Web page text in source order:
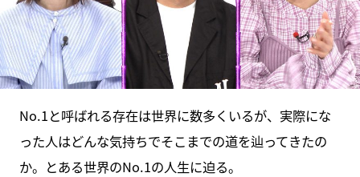
No.1と呼ばれる存在は世界に数多くいるが、実際にな
った人はどんな気持ちでそこまでの道を辿ってきたの
か。とある世界のNo.1の人生に迫る。